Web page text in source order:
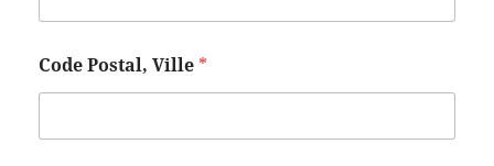
Code Postal, Ville *